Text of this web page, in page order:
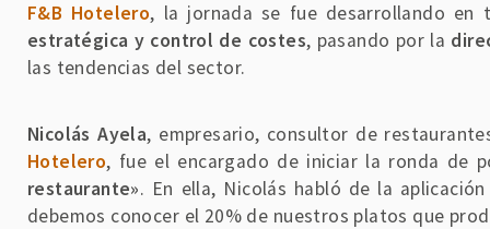
F&B Hotelero, la jornada se fue desarrollando
estratégica y control de costes, pasando por la
las tendencias del sector.
Nicolás Ayela, empresario, consultor de
Hotelero, fue el encargado de iniciar la ronda de
restaurante». En ella, Nicolás habló de la
debemos conocer el 20% de nuestros platos que